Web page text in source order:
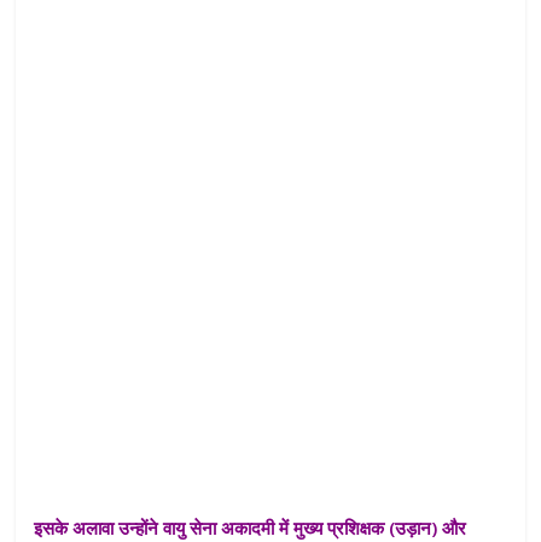
इसके अलावा उन्होंने वायु सेना अकादमी में मुख्य प्रशिक्षक (उड़ान) और